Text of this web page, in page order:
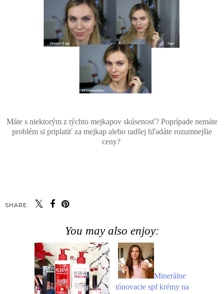
Máte s niektorým z týchto mejkapov skúsenosť? Poprípade nemáte
problém si priplatiť za mejkap alebo radšej hľadáte rozumnejšie
ceny?
SHARE:
You may also enjoy:
Minerálne
tónovacie spf krémy na